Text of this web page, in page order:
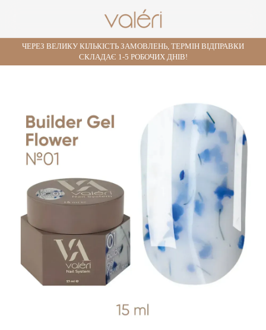
ЧЕРЕЗ ВЕЛИКУ КІЛЬКІСТЬ ЗАМОВЛЕНЬ, ТЕРМІН ВІДПРАВКИ
СКЛАДАЄ 1-5 РОБОЧИХ ДНІВ!